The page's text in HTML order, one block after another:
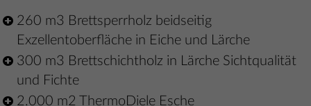
260 m3 Brettsperrholz beidseitig
Exzellentoberfläche in Eiche und Lärche
300 m3 Brettschichtholz in Lärche Sichtqualität
und Fichte
2.000 m2 ThermoDiele Esche